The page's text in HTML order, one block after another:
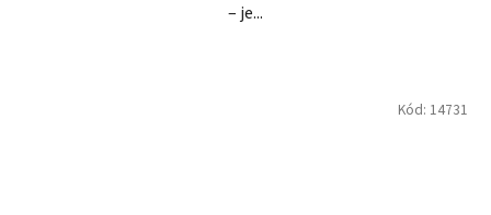
– je...
Kód: 14731